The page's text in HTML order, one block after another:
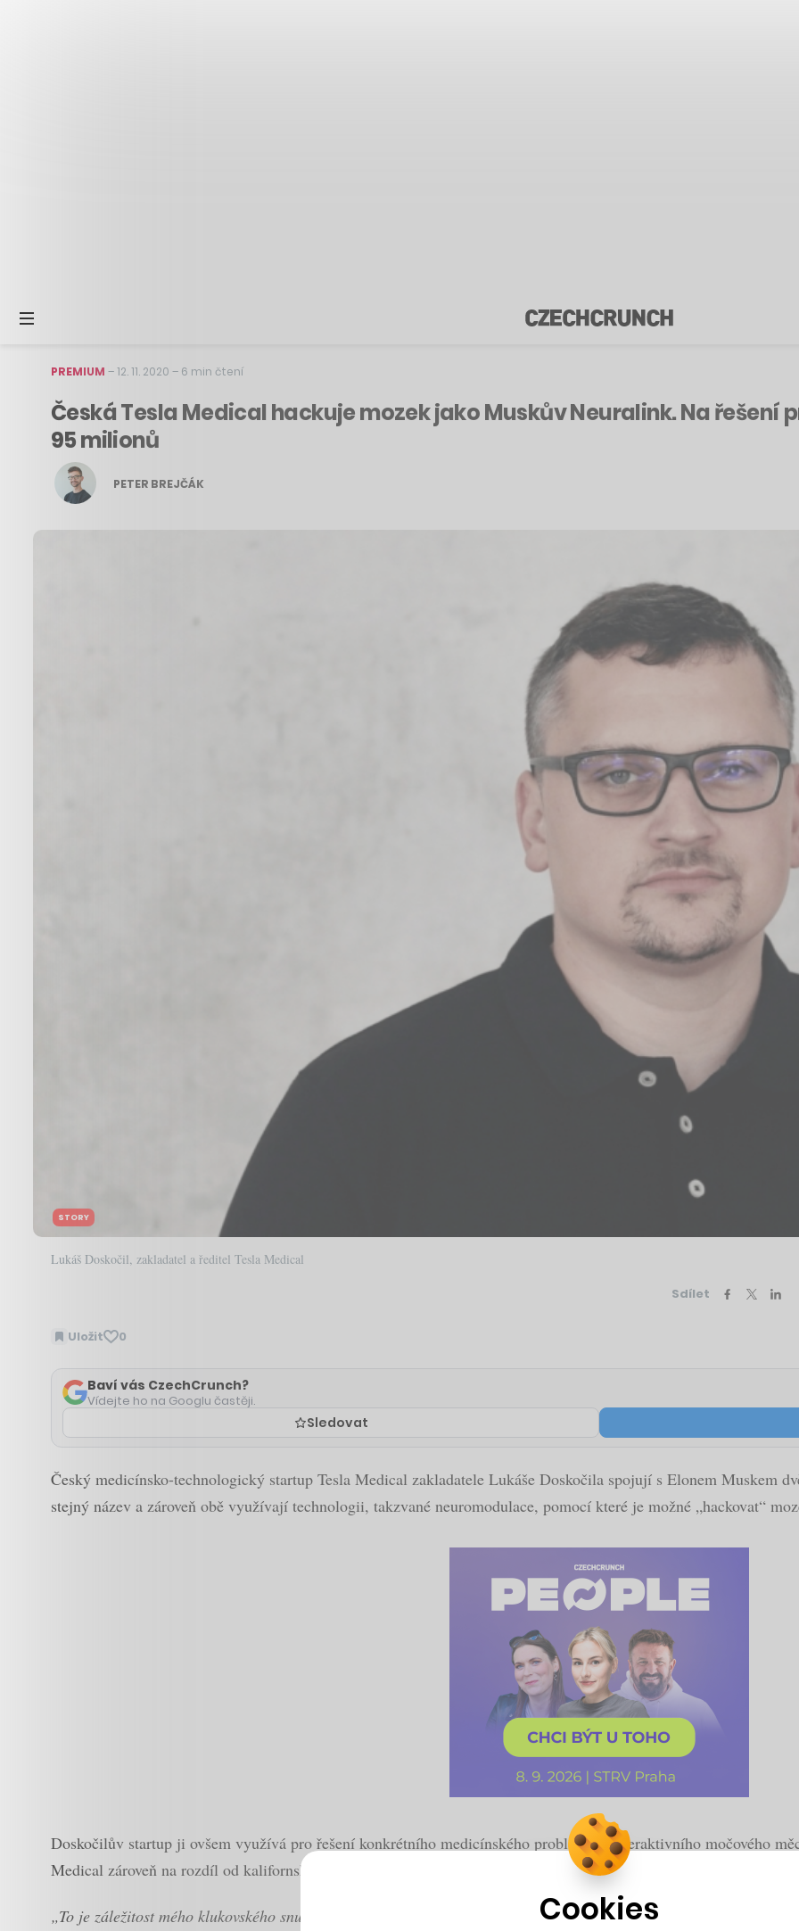
PREMIUM –12. 11. 2020 – 6 min čtení
Česká Tesla Medical hackuje mozek jako Muskův Neuralink. Na řešení
95 milionů
PETER BREJČÁK
STORY
Lukáš Doskočil, zakladatel a ředitel Tesla Medical
Sdílet
Uložit 0
Baví vás CzechCrunch?
Vídejte ho na Googlu častěji.
Sledovat
Český medicínsko-technologický startup Tesla Medical zakladatele Lukáše Doskočila spojují s Elonem Muskem
stejný název a zároveň obě využívají technologii, takzvané neuromodulace, pomocí které je možné „hackovat“
Doskočilův startup ji ovšem využívá pro řešení konkrétního medicínského problému, hyperaktivního močového
Medical zároveň na rozdíl od kalifornské automobilky využívá logo ještě v Československu založené Tesly.
„To je záležitost mého klukovského snu. Jsem kluk od Pardubic a odmalička jsem chtěl být ředitelem Tesly. Toto
Cookies